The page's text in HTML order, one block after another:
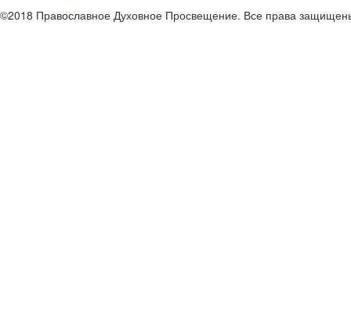
©2018 Православное Духовное Просвещение. Все права